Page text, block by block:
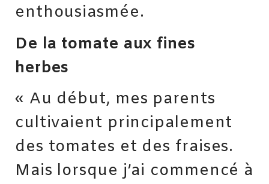
enthousiasmée.
De la tomate aux fines
herbes
« Au début, mes parents
cultivaient principa­lement
des tomates et des fraises.
Mais lorsque j’ai commencé à